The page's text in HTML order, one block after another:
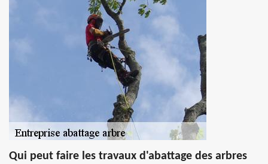
Qui peut faire les travaux d'abattage des arbres